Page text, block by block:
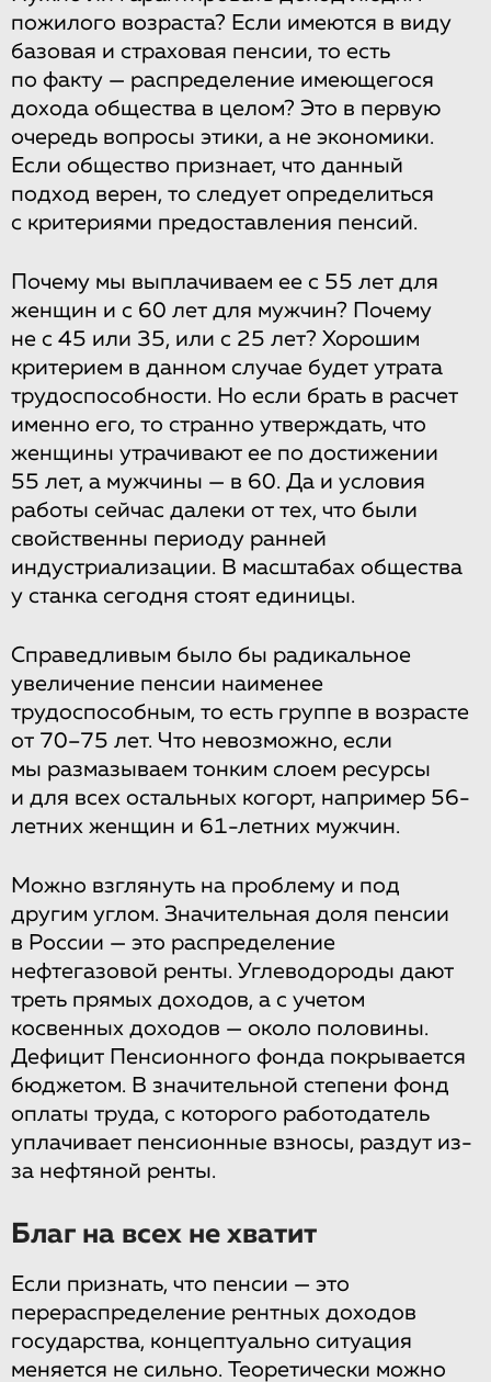
пожилого возраста? Если имеются в виду
базовая и страховая пенсии, то есть
по факту — распределение имеющегося
дохода общества в целом? Это в первую
очередь вопросы этики, а не экономики.
Если общество признает, что данный
подход верен, то следует определиться
с критериями предоставления пенсий.
Почему мы выплачиваем ее с 55 лет для
женщин и с 60 лет для мужчин? Почему
не с 45 или 35, или с 25 лет? Хорошим
критерием в данном случае будет утрата
трудоспособности. Но если брать в расчет
именно его, то странно утверждать, что
женщины утрачивают ее по достижении
55 лет, а мужчины — в 60. Да и условия
работы сейчас далеки от тех, что были
свойственны периоду ранней
индустриализации. В масштабах общества
у станка сегодня стоят единицы.
Справедливым было бы радикальное
увеличение пенсии наименее
трудоспособным, то есть группе в возрасте
от 70–75 лет. Что невозможно, если
мы размазываем тонким слоем ресурсы
и для всех остальных когорт, например 56-
летних женщин и 61-летних мужчин.
Можно взглянуть на проблему и под
другим углом. Значительная доля пенсии
в России — это распределение
нефтегазовой ренты. Углеводороды дают
треть прямых доходов, а с учетом
косвенных доходов — около половины.
Дефицит Пенсионного фонда покрывается
бюджетом. В значительной степени фонд
оплаты труда, с которого работодатель
уплачивает пенсионные взносы, раздут из-
за нефтяной ренты.
Благ на всех не хватит
Если признать, что пенсии — это
перераспределение рентных доходов
государства, концептуально ситуация
меняется не сильно. Теоретически можно